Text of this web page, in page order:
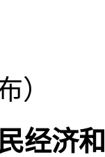
）
经济